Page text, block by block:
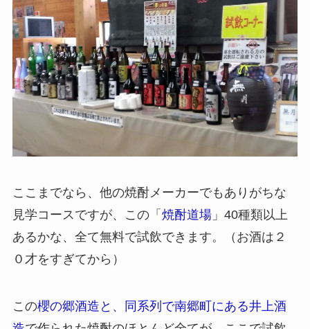
ここまでなら、他の焼酎メーカーでもありがちな
見学コースですが、この「 焼酎道場」40種類以上
あるかな、全て無料で試飲できます。（お酒は２
０才をすぎてから）
この櫻の郷酒造と、同系列で南郷町にある井上酒